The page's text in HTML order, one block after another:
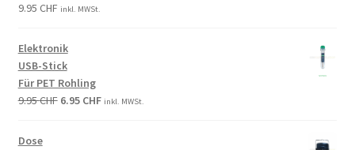
9.95 CHF inkl. MWSt.
Elektronik
USB-Stick
Für PET Rohling
9.95CHF 6.95 CHF inkl. MWSt.
Dose